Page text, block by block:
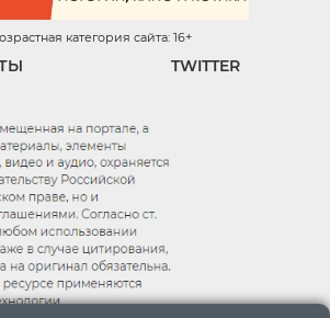
категория сайта: 16+
TWITTER